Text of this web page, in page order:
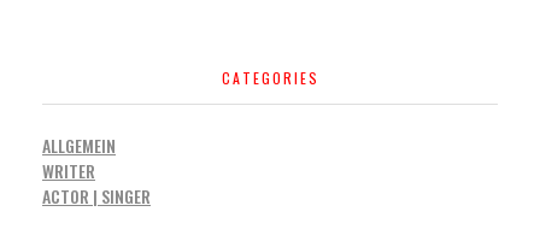
CATEGORIES
ALLGEMEIN
WRITER
ACTOR | SINGER